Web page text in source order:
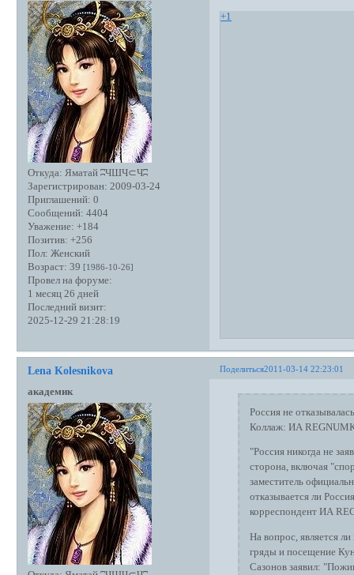
Откуда: Яматай ʭЧШЧ⊂Чʭ
Зарегистрирован: 2009-03-24
Приглашений: 0
Сообщений: 4404
Уважение: +184
Позитив: +256
Пол: Женский
Возраст: 39 [1986-10-26]
Провел на форуме:
1 месяц 26 дней
Последний визит:
2025-12-29 21:28:19
+1
Поделиться2011-03-14 22:23:01
Lena Kolesnikova
академик
Россия не
Коллаж: ИА
"Россия никогда не
сторона, включая
заместитель
отказывается ли
корреспондент ИА
На вопрос, является
гряды и посещение
Сазонов заявил: